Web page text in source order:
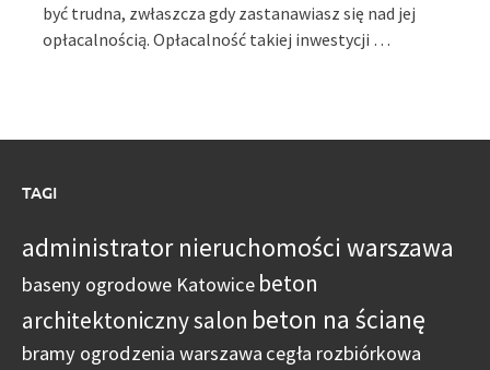
być trudna, zwłaszcza gdy zastanawiasz się nad jej
opłacalnością. Opłacalność takiej inwestycji …
TAGI
administrator nieruchomości warszawa
baseny ogrodowe Katowice beton
architektoniczny salon beton na ścianę
bramy ogrodzenia warszawa cegła rozbiórkowa